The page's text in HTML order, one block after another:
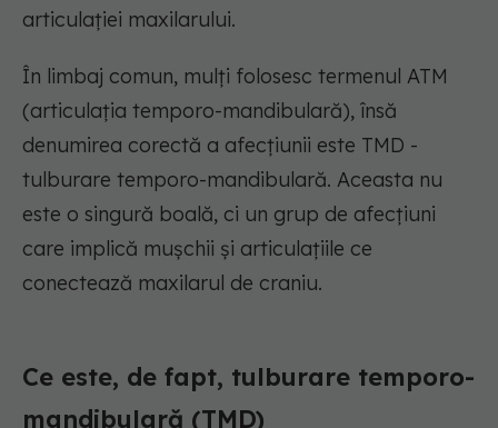
articulației maxilarului.
În limbaj comun, mulți folosesc termenul ATM
(articulația temporo-mandibulară), însă
denumirea corectă a afecțiunii este TMD -
tulburare temporo-mandibulară. Aceasta nu
este o singură boală, ci un grup de afecțiuni
care implică mușchii și articulațiile ce
conectează maxilarul de craniu.
Ce este, de fapt, tulburare temporo-
mandibulară (TMD)